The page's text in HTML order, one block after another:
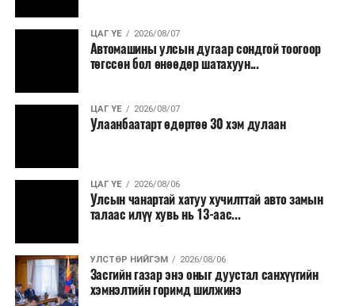
ЦАГ ҮЕ 2026/08/07
Автомашины улсын дугаар сондгой тоогоор
төгссөн бол өнөөдөр шатахуун...
ЦАГ ҮЕ 2026/08/07
Улаанбаатарт өдөртөө 30 хэм дулаан
ЦАГ ҮЕ 2026/08/06
Улсын чанартай хатуу хучилттай авто замын
талаас илүү хувь нь 13-аас...
УЛСТӨР НИЙГЭМ 2026/08/06
Засгийн газар энэ оныг дуустал санхүүгийн
хэмнэлтийн горимд шилжинэ